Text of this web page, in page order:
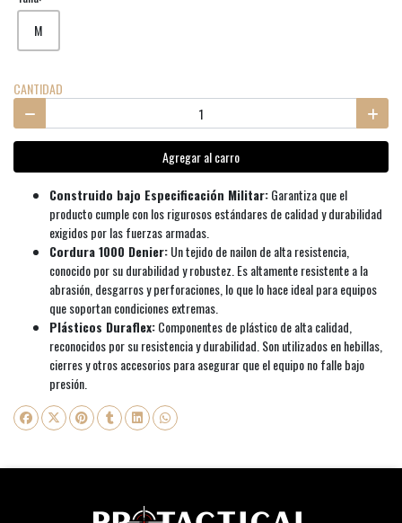
M
CANTIDAD
Agregar al carro
Construido bajo Especificación Militar:Garantiza que el
producto cumple con los rigurosos estándares de calidad y durabilidad
exigidos por las fuerzas armadas.
Cordura 1000 Denier:Un tejido de nailon de alta resistencia,
conocido por su durabilidad y robustez. Es altamente resistente a la
abrasión, desgarros y perforaciones, lo que lo hace ideal para equipos
que soportan condiciones extremas.
Plásticos Duraflex:Componentes de plástico de alta calidad,
reconocidos por su resistencia y durabilidad. Son utilizados en hebillas,
cierres y otros accesorios para asegurar que el equipo no falle bajo
presión.